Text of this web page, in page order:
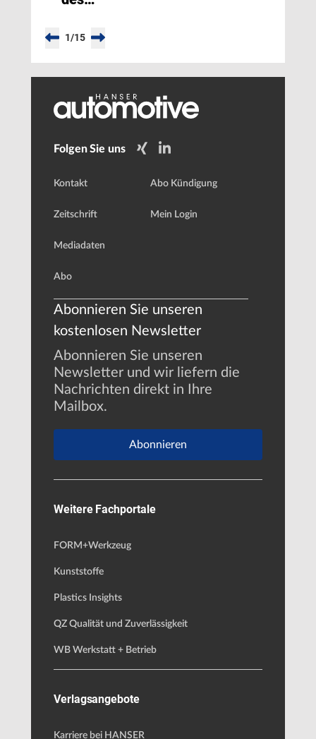
eCall-
bei
Schwarz
1/15
Folgen Sie uns
Kontakt
Zeitschrift
Mediadaten
Abo
Abo Kündigung
Mein Login
Abonnieren Sie unseren
kostenlosen Newsletter
Abonnieren Sie unseren
Newsletter und wir liefern die
Nachrichten direkt in Ihre
Mailbox.
Abonnieren
Weitere Fachportale
FORM+Werkzeug
Kunststoffe
Plastics Insights
QZ Qualität und Zuverlässigkeit
WB Werkstatt + Betrieb
Verlagsangebote
Karriere bei HANSER